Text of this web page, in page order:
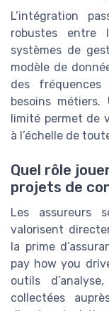
L’intégration
robustes entre
systèmes de
modèle de
des fréquences
besoins
limité permet de
à l’échelle de
Quel rôle
projets de
Les assureurs
valorisent
la prime
pay how you
outils
collectées